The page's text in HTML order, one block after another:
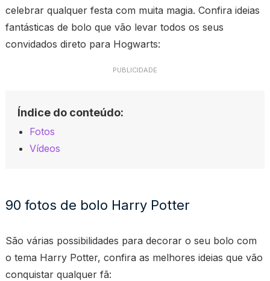
celebrar qualquer festa com muita magia. Confira ideias
fantásticas de bolo que vão levar todos os seus
convidados direto para Hogwarts:
PUBLICIDADE
Índice do conteúdo:
Fotos
Vídeos
90 fotos de bolo Harry Potter
São várias possibilidades para decorar o seu bolo com
o tema Harry Potter, confira as melhores ideias que vão
conquistar qualquer fã: